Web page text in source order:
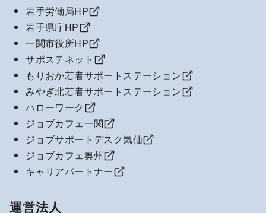
岩手労働局HP
岩手県庁HP
一関市役所HP
サポステネット
もりおか若者サポートステーション
みやぎ北若者サポートステーション
ハローワーク
ジョブカフェ一関
ジョブサポートデスク気仙
ジョブカフェ奥州
キャリアパートナー
運営法人